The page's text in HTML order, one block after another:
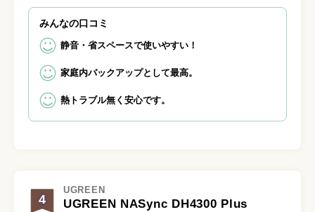
みんなの口コミ
静音・省スペースで使いやすい！
家庭内バックアップとして最高。
熱トラブル無く安心です。
4
UGREEN
UGREEN NASync DH4300 Plus